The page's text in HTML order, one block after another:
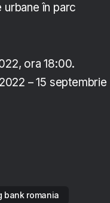
în parc
ora 18:00.
– 15 septembrie
bank romania